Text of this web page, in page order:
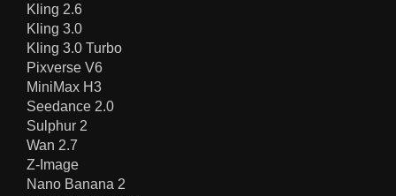
Kling 2.6
Kling 3.0
Kling 3.0 Turbo
Pixverse V6
MiniMax H3
Seedance 2.0
Sulphur 2
Wan 2.7
Z-Image
Nano Banana 2